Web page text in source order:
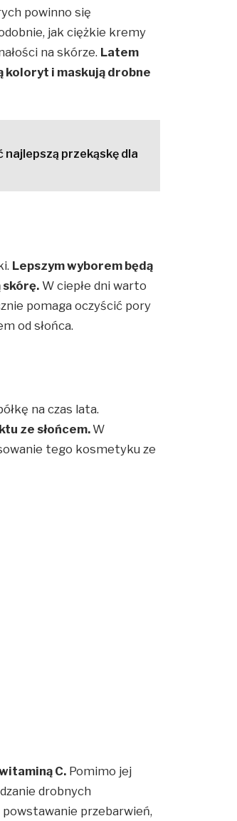
powinno się
jak ciężkie kremy
na skórze. Latem
koloryt i maskują drobne
najlepszą przekąskę dla
Lepszym wyborem będą
skórę. W ciepłe dni warto
pomaga oczyścić pory
od słońca.
na czas lata.
ze słońcem.W
tego kosmetyku ze
C. Pomimo jej
drobnych
przebarwień,